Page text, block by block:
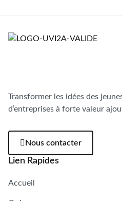
Transformer les idées des
d’entreprises à forte valeur
Nous contacter
Lien Rapides
Accueil